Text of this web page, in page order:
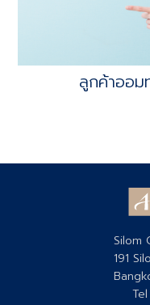
ลูกค้าออม
Silom
191